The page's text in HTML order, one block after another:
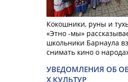
Кокошники, руны и
«Этно -мы»
школьники Барнаула
снимать кино о
УВЕДОМЛЕНИЯ ОБ
Х КУЛЬТУР